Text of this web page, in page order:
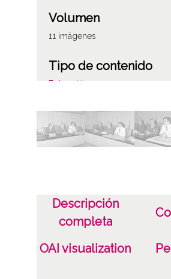
Volumen
11 imágenes
Tipo de contenido
Fotográfico
Fecha
19870717
Licencia de las
CC BY-NC-SA 4.0
Descripción
completa
OAI visualization